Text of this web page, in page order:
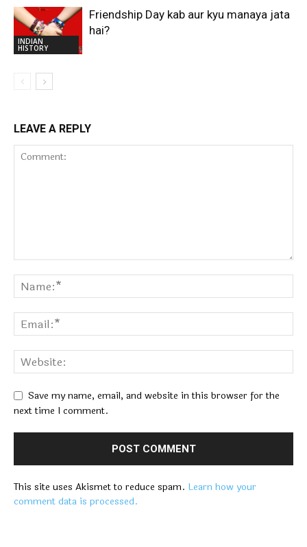
INDIAN
HISTORY
Friendship Day kab aur kyu manaya jata
hai?
LEAVE A REPLY
Save my name, email, and website in this browser for the
next time I comment.
This site uses Akismet to reduce spam. Learn how your
comment data is processed.